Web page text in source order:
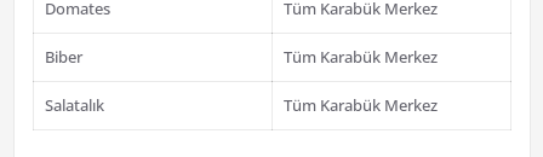
Domates Tüm Karabük Merkez
Biber Tüm Karabük Merkez
Salatalık Tüm Karabük Merkez